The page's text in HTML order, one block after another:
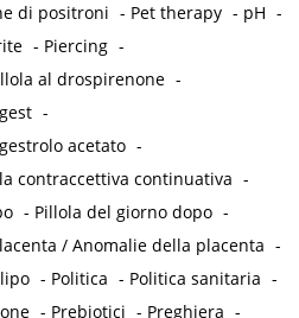
di positroni - Pet therapy - pH -
- Piercing -
al drospirenone -
-
acetato -
contraccettiva continuativa -
- Pillola del giorno dopo -
/ Anomalie della placenta -
- Politica - Politica sanitaria -
- Prebiotici - Preghiera -